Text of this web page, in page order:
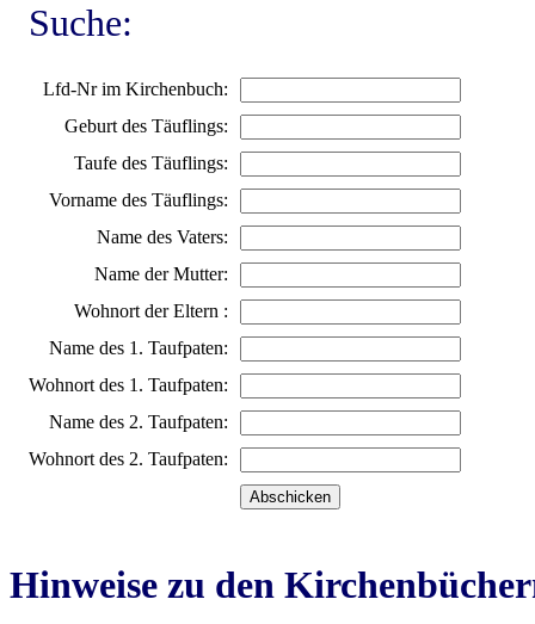
Suche:
Lfd-Nr im Kirchenbuch:
Geburt des Täuflings:
Taufe des Täuflings:
Vorname des Täuflings:
Name des Vaters:
Name der Mutter:
Wohnort der Eltern :
Name des 1. Taufpaten:
Wohnort des 1. Taufpaten:
Name des 2. Taufpaten:
Wohnort des 2. Taufpaten:
Hinweise zu den